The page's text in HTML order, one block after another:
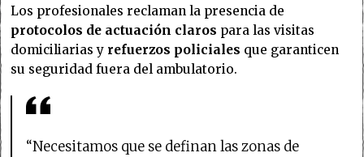
Los profesionales reclaman la presencia de
protocolos de actuación claros para las visitas
domiciliarias y refuerzos policiales que garanticen
su seguridad fuera del ambulatorio.
“Necesitamos que se definan las zonas de